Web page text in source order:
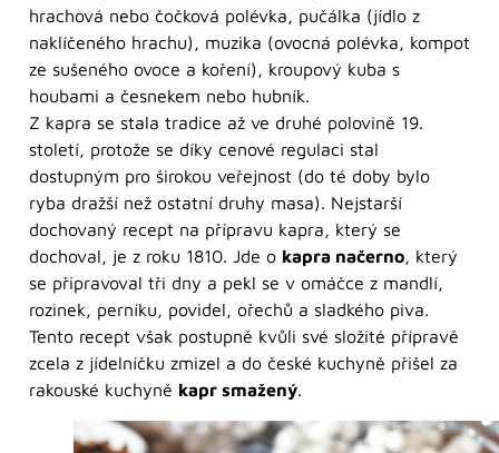
hrachová nebo čočková polévka, pučálka (jídlo z
naklíčeného hrachu), muzika (ovocná polévka, kompot
ze sušeného ovoce a koření), kroupový kuba s
houbami a česnekem nebo hubník.
Z kapra se stala tradice až ve druhé polovině 19.
století, protože se díky cenové regulaci stal
dostupným pro širokou veřejnost (do té doby bylo
ryba dražší než ostatní druhy masa). Nejstarší
dochovaný recept na přípravu kapra, který se
dochoval, je z roku 1810. Jde o kapra načerno , který
se připravoval tři dny a pekl se v omáčce z mandlí,
rozinek, perníku, povidel, ořechů a sladkého piva.
Tento recept však postupně kvůli své složité přípravě
zcela z jídelníčku zmizel a do české kuchyně přišel za
rakouské kuchyně kapr smažený